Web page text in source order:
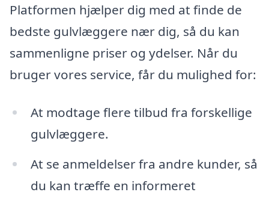
Platformen hjælper dig med at finde de
bedste gulvlæggere nær dig, så du kan
sammenligne priser og ydelser. Når du
bruger vores service, får du mulighed for:
At modtage flere tilbud fra forskellige
gulvlæggere.
At se anmeldelser fra andre kunder, så
du kan træffe en informeret